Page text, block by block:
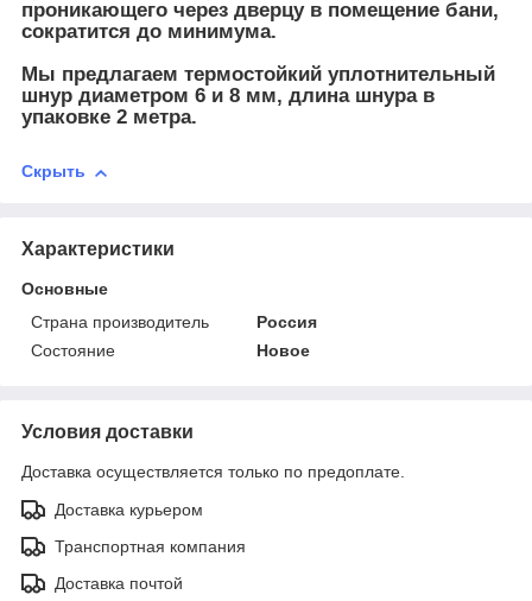
проникающего через дверцу в помещение бани,
сократится до минимума.
Мы предлагаем термостойкий уплотнительный
шнур диаметром 6 и 8 мм, длина шнура в
упаковке 2 метра.
Скрыть
Характеристики
Основные
Страна производитель
Россия
Состояние
Новое
Условия доставки
Доставка осуществляется только по предоплате.
Доставка курьером
Транспортная компания
Доставка почтой